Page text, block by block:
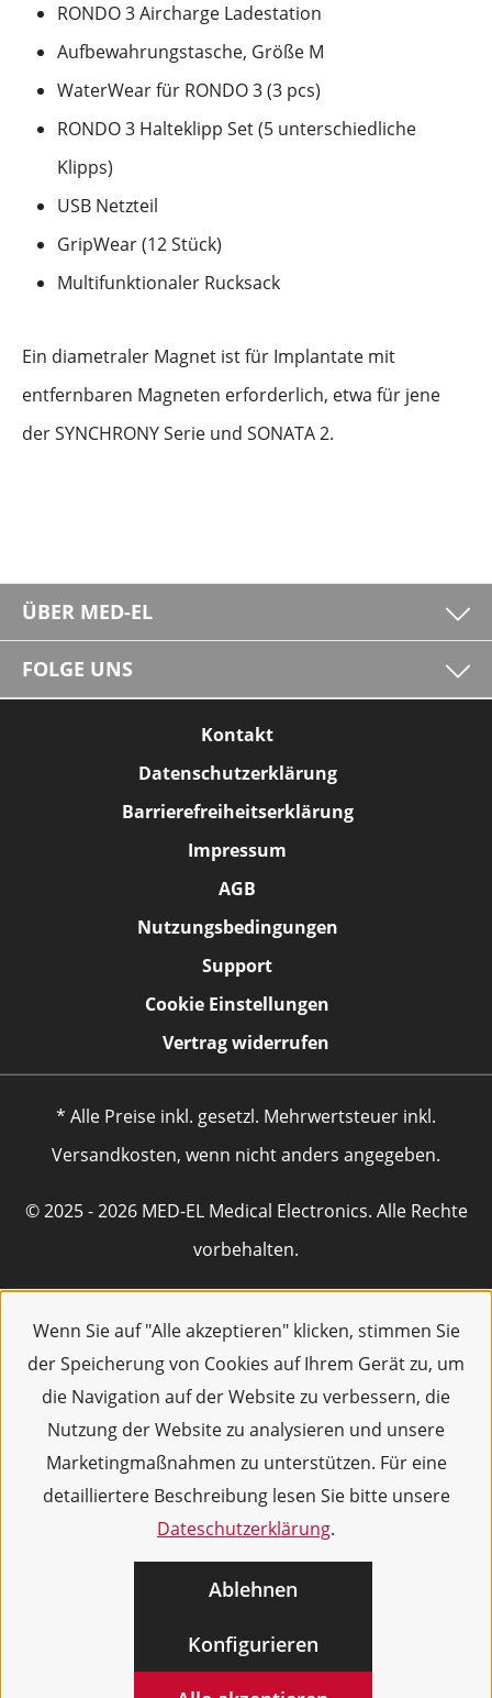
Wenn Sie auf "Alle akzeptieren" klicken, stimmen Sie
der Speicherung von Cookies auf Ihrem Gerät zu, um
die Navigation auf der Website zu verbessern, die
Nutzung der Website zu analysieren und unsere
Marketingmaßnahmen zu unterstützen. Für eine
detailliertere Beschreibung lesen Sie bitte unsere
Dateschutzerklärung.
Ablehnen
Konfigurieren
RONDO 3 Aircharge Ladestation
Aufbewahrungstasche, Größe M
WaterWear für RONDO 3 (3 pcs)
RONDO 3 Halteklipp Set (5 unterschiedliche
Klipps)
USB Netzteil
GripWear (12 Stück)
Multifunktionaler Rucksack
Ein diametraler Magnet ist für Implantate mit
entfernbaren Magneten erforderlich, etwa für jene
der SYNCHRONY Serie und SONATA 2.
ÜBER MED-EL
FOLGE UNS
Kontakt
Datenschutzerklärung
Barrierefreiheitserklärung
Impressum
AGB
Nutzungsbedingungen
Support
Cookie Einstellungen
Vertrag widerrufen
* Alle Preise inkl. gesetzl. Mehrwertsteuer inkl.
Versandkosten, wenn nicht anders angegeben.
© 2025 - 2026 MED-EL Medical Electronics. Alle Rechte
vorbehalten.